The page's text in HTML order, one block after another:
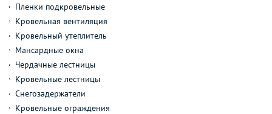
Пленки подкровельные
Кровельная вентиляция
Кровельный утеплитель
Мансардные окна
Чердачные лестницы
Кровельные лестницы
Снегозадержатели
Кровельные ограждения